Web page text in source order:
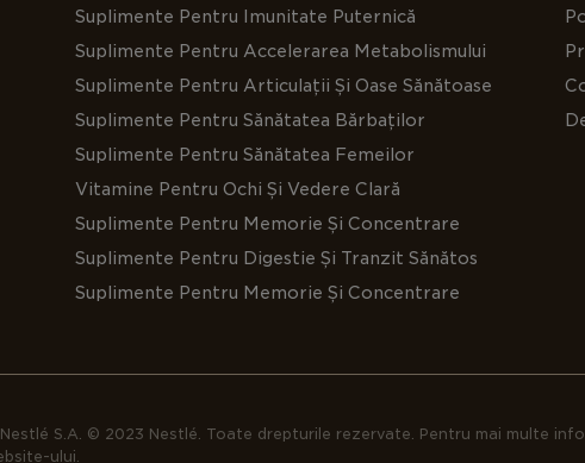
Suplimente Pentru Imunitate Puternică
Suplimente Pentru Accelerarea Metabolismului
Suplimente Pentru Articulații Și Oase Sănătoase
Suplimente Pentru Sănătatea Bărbaților
Suplimente Pentru Sănătatea Femeilor
Vitamine Pentru Ochi Și Vedere Clară
Suplimente Pentru Memorie Și Concentrare
Suplimente Pentru Digestie Și Tranzit Sănătos
Suplimente Pentru Memorie Și Concentrare
S.A. © 2023 Nestlé. Toate drepturile rezervate. Pentru mai multe
ului.